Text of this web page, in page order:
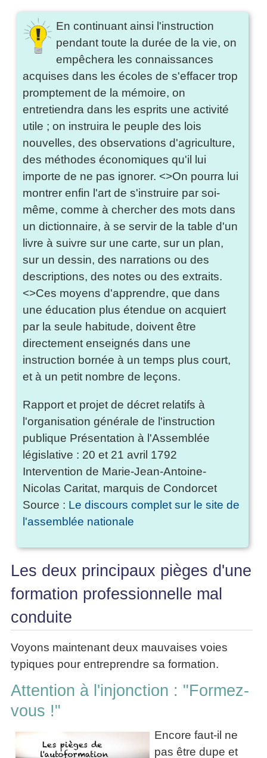
En continuant ainsi l'instruction
pendant toute la durée de la vie, on
empêchera les connaissances
acquises dans les écoles de s'effacer trop
promptement de la mémoire, on
entretiendra dans les esprits une activité
utile ; on instruira le peuple des lois
nouvelles, des observations d'agriculture,
des méthodes économiques qu'il lui
importe de ne pas ignorer. <>On pourra lui
montrer enfin l'art de s'instruire par soi-
même, comme à chercher des mots dans
un dictionnaire, à se servir de la table d'un
livre à suivre sur une carte, sur un plan,
sur un dessin, des narrations ou des
descriptions, des notes ou des extraits.
<>Ces moyens d'apprendre, que dans
une éducation plus étendue on acquiert
par la seule habitude, doivent être
directement enseignés dans une
instruction bornée à un temps plus court,
et à un petit nombre de leçons.
Rapport et projet de décret relatifs à
l'organisation générale de l'instruction
publique Présentation à l'Assemblée
législative : 20 et 21 avril 1792
Intervention de Marie-Jean-Antoine-
Nicolas Caritat, marquis de Condorcet
Source : Le discours complet sur le site de
l'assemblée nationale
Les deux principaux pièges d'une
formation professionnelle mal
conduite
Voyons maintenant deux mauvaises voies
typiques pour entreprendre sa formation.
Attention à l'injonction : "Formez-
vous !"
Encore faut-il ne
pas être dupe et